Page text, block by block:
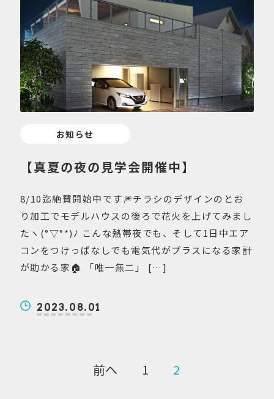
お知らせ
【真夏の夜の見学会開催中】
8/10迄絶賛開始中です🎆チラシのデザインのとお
り加工でモデルハウスの後ろで花火を上げてみまし
たヽ(°▽°*)ﾉ こんな熱帯夜でも、そして1日中エア
コンをつけっぱなしでも電気代がプラスになる家計
が助かる家🏠 「唯一無二」 […]
2023.08.01
前へ 1 2